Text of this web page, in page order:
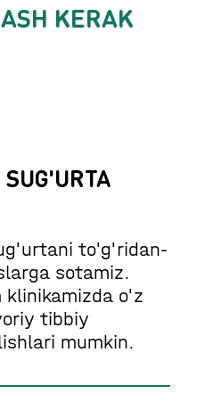
KERAK
to'g'ridan-
sotamiz.
klinikamizda o'z
tibbiy
mumkin.